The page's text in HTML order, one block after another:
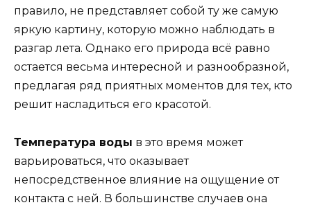
правило, не представляет собой ту же самую
яркую картину, которую можно наблюдать в
разгар лета. Однако его природа всё равно
остается весьма интересной и разнообразной,
предлагая ряд приятных моментов для тех, кто
решит насладиться его красотой.
Температура воды в это время может
варьироваться, что оказывает
непосредственное влияние на ощущение от
контакта с ней. В большинстве случаев она